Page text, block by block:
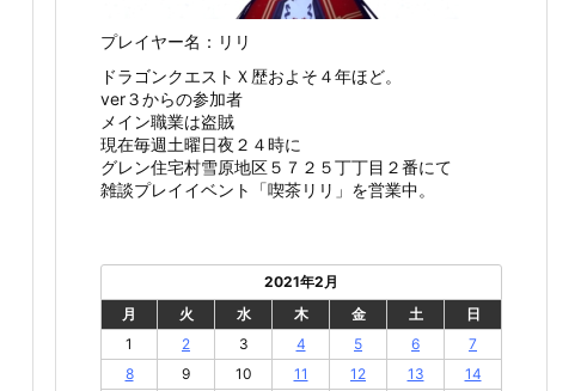
プレイヤー名：リリ
ドラゴンクエストＸ歴およそ４年ほど。
ver３からの参加者
メイン職業は盗賊
現在毎週土曜日夜２４時に
グレン住宅村雪原地区５７２５丁丁目２番にて
雑談プレイイベント「喫茶リリ」を営業中。
2021年2月
月
火 水 木 金 土
日
1
2 3 4 5 6
7
8
9 10 11 12 13
14